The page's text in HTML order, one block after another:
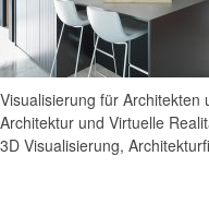
Visualisierung für Architekten
Architektur und Virtuelle
3D Visualisierung,